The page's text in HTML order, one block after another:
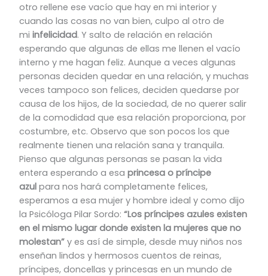
otro rellene ese vacío que hay en mi interior y
cuando las cosas no van bien, culpo al otro de
mi infelicidad. Y salto de relación en relación
esperando que algunas de ellas me llenen el vacío
interno y me hagan feliz. Aunque a veces algunas
personas deciden quedar en una relación, y muchas
veces tampoco son felices, deciden quedarse por
causa de los hijos, de la sociedad, de no querer salir
de la comodidad que esa relación proporciona, por
costumbre, etc. Observo que son pocos los que
realmente tienen una relación sana y tranquila.
Pienso que algunas personas se pasan la vida
entera esperando a esa princesa o príncipe
azulpara nos hará completamente felices,
esperamos a esa mujer y hombre ideal y como dijo
la Psicóloga Pilar Sordo: “Los príncipes azules existen
en el mismo lugar donde existen la mujeres que no
molestan”y es así de simple, desde muy niños nos
enseñan lindos y hermosos cuentos de reinas,
príncipes, doncellas y princesas en un mundo de